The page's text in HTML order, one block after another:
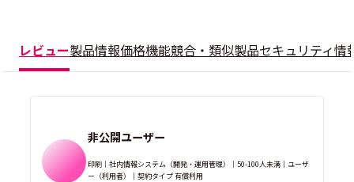
レビュー製品情報価格機能競合・類似製品セキュリティ情
非公開ユーザー
印刷｜社内情報システム（開発・運用管理）｜50-100人未満｜ユーザ
ー（利用者）｜契約タイプ 有償利用